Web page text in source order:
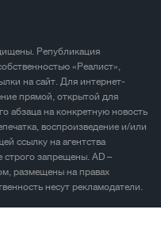
Републикация
«Реалист»,
на сайт. Для интернет-
прямой, открытой для
абзаца на конкретную новость
воспроизведение и/или
ссылку на агентства
запрещены. AD –
размещены на правах
несут рекламодатели.